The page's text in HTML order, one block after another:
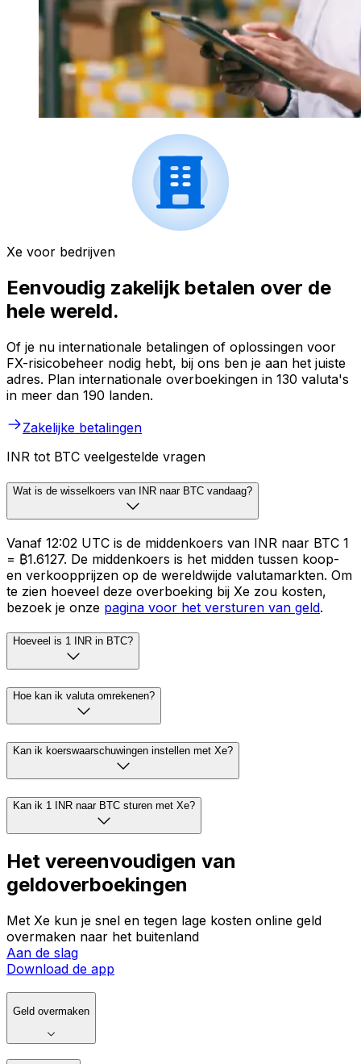
Xe voor bedrijven
Eenvoudig zakelijk betalen over de
hele wereld.
Of je nu internationale betalingen of oplossingen voor
FX-risicobeheer nodig hebt, bij ons ben je aan het juiste
adres. Plan internationale overboekingen in 130 valuta's
in meer dan 190 landen.
Zakelijke betalingen
INR tot BTC veelgestelde vragen
Wat is de wisselkoers van INR naar BTC vandaag?
Vanaf 12:02 UTC is de middenkoers van INR naar BTC ₹1
= ₿1.6127. De middenkoers is het midden tussen koop-
en verkoopprijzen op de wereldwijde valutamarkten. Om
te zien hoeveel deze overboeking bij Xe zou kosten,
bezoek je onze pagina voor het versturen van geld.
Hoeveel is 1 INR in BTC?
Hoe kan ik valuta omrekenen?
Kan ik koerswaarschuwingen instellen met Xe?
Kan ik 1 INR naar BTC sturen met Xe?
Het vereenvoudigen van
geldoverboekingen
Met Xe kun je snel en tegen lage kosten online geld
overmaken naar het buitenland
Aan de slag
Download de app
Geld overmaken